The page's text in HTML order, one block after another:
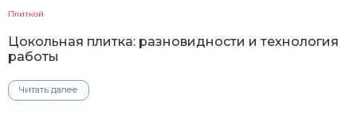
Плиткой
Цокольная плитка: разновидности и технология
работы
Читать далее